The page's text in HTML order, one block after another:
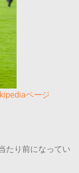
ページ
たり前になってい